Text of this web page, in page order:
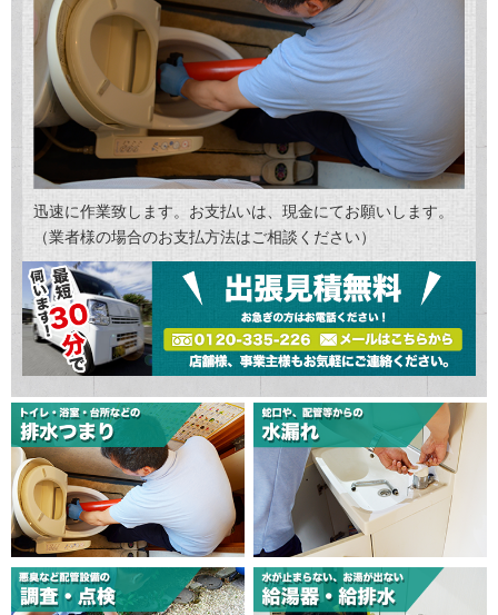
迅速に作業致します。お支払いは、現金にてお願いします。
（業者様の場合のお支払方法はご相談ください）